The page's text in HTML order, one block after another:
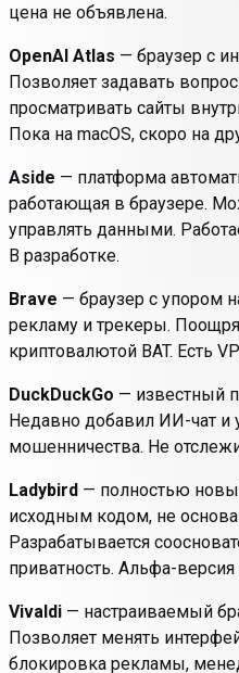
цена не объявлена.
OpenAI Atlas — браузер с
Позволяет задавать
просматривать сайты
Пока на macOS, скоро на
Aside — платформа
работающая в браузере.
управлять данными.
В разработке.
Brave — браузер с упором
рекламу и трекеры.
криптовалютой BAT. Есть
DuckDuckGo — известный
Недавно добавил ИИ-чат и
мошенничества. Не
Ladybird — полностью
исходным кодом, не
Разрабатывается
приватность. Альфа-версия
Vivaldi — настраиваемый
Позволяет менять
блокировка рекламы,